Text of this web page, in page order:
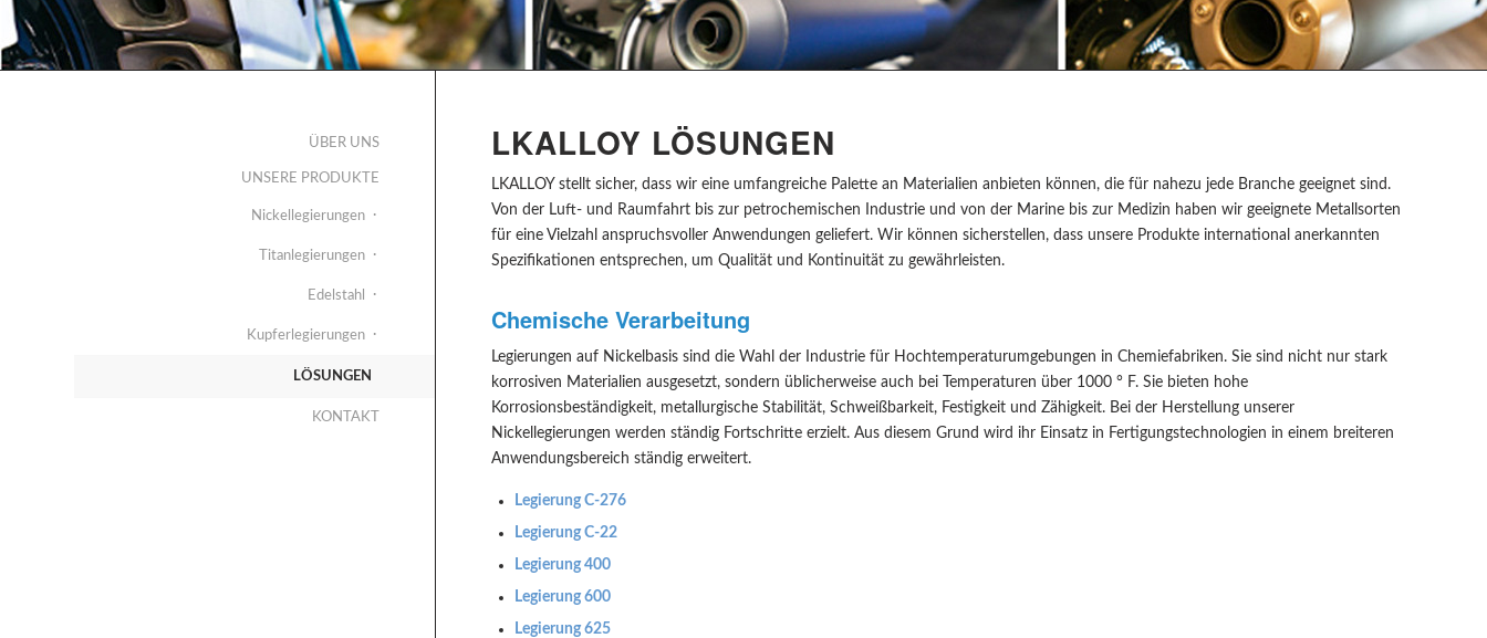
LKALLOY LÖSUNGEN
LKALLOY stellt sicher, dass wir eine umfangreiche Palette an Materialien anbieten können, die für nahezu jede Branche geeignet sind.
Von der Luft- und Raumfahrt bis zur petrochemischen Industrie und von der Marine bis zur Medizin haben wir geeignete Metallsorten
für eine Vielzahl anspruchsvoller Anwendungen geliefert. Wir können sicherstellen, dass unsere Produkte international anerkannten
Spezifikationen entsprechen, um Qualität und Kontinuität zu gewährleisten.
Chemische Verarbeitung
Legierungen auf Nickelbasis sind die Wahl der Industrie für Hochtemperaturumgebungen in Chemiefabriken. Sie sind nicht nur stark
korrosiven Materialien ausgesetzt, sondern üblicherweise auch bei Temperaturen über 1000 ° F. Sie bieten hohe
Korrosionsbeständigkeit, metallurgische Stabilität, Schweißbarkeit, Festigkeit und Zähigkeit. Bei der Herstellung unserer
Nickellegierungen werden ständig Fortschritte erzielt. Aus diesem Grund wird ihr Einsatz in Fertigungstechnologien in einem breiteren
Anwendungsbereich ständig erweitert.
Legierung C-276
Legierung C-22
Legierung 400
Legierung 600
Legierung 625
ÜBER UNS
UNSERE PRODUKTE
Nickellegierungen
Titanlegierungen
Edelstahl
Kupferlegierungen
LÖSUNGEN
KONTAKT